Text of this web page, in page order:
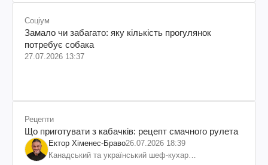
Соціум
Замало чи забагато: яку кількість прогулянок
потребує собака
27.07.2026 13:37
Рецепти
Що приготувати з кабачків: рецепт смачного рулета
Ектор Хіменес-Браво26.07.2026 18:39
Канадський та український шеф-кухар